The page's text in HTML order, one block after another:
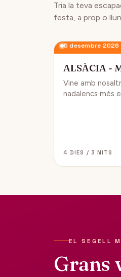
Tria la teva
festa, a prop o
5 desembre 2026
ALSÀCIA -
Vine amb
nadalencs més
4 DIES / 3 NITS
EL SEGELL
Grans